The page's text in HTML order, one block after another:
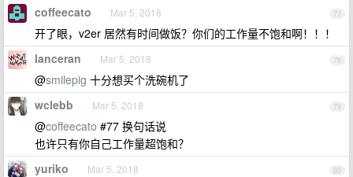
77
coffeecato Mar 5, 2018
开了眼，v2er 居然有时间做饭？你们的工作量不饱和啊！！！
78
lanceran Mar 5, 2018
@smilepig 十分想买个洗碗机了
79
wclebb Mar 5, 2018
@coffeecato #77 换句话说
也许只有你自己工作量超饱和？
80
yuriko Mar 5, 2018